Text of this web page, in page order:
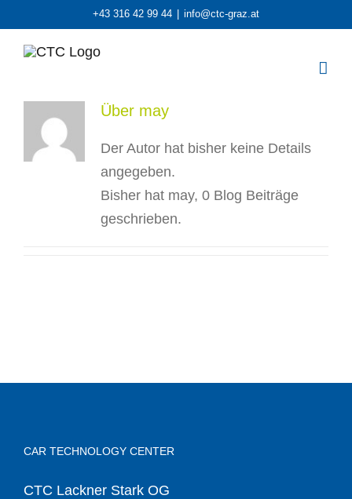
springen
+43 316 42 99 44 info@ctc-graz.at
Über may
Der Autor hat bisher keine Details
angegeben.
Bisher hat may, 0 Blog Beiträge
geschrieben.
CAR TECHNOLOGY CENTER
CTC Lackner Stark OG